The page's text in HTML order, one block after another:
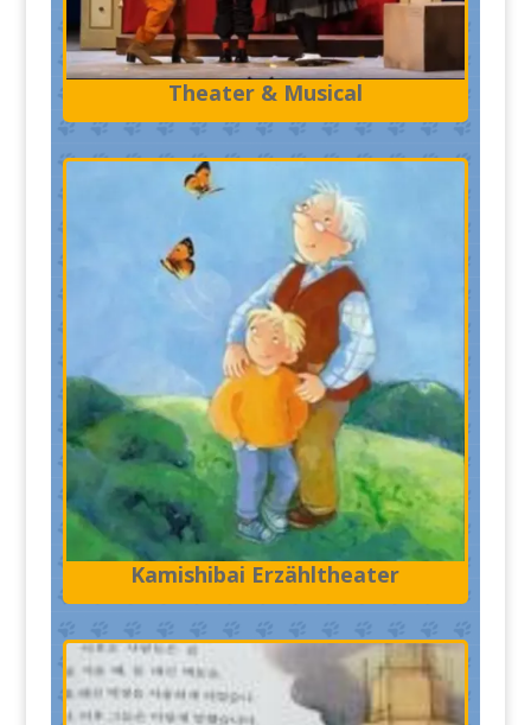
Theater & Musical
Kamishibai Erzähltheater